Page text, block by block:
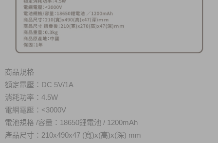
商品規格
額定電壓：DC 5V/1A
消耗功率：4.5W
電網電壓 ：<3000V
電池規格 /容量：18650鋰電池 / 1200mAh
產品尺寸：210x490x47 (寬)x(高)x(深) mm